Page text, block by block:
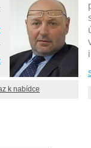
k nabídce